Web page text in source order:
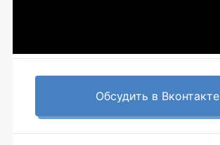
Обсудить в Вконтакте